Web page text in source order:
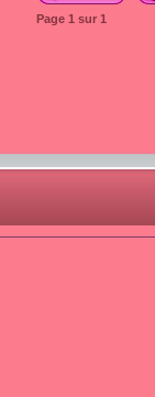
Page 1 sur 1